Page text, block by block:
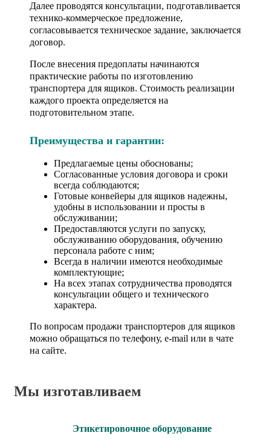
Далее проводятся консультации, подготавливается
технико-коммерческое предложение,
согласовывается техническое задание, заключается
договор.
После внесения предоплаты начинаются
практические работы по изготовлению
транспортера для ящиков. Стоимость реализации
каждого проекта определяется на
подготовительном этапе.
Преимущества и гарантии:
Предлагаемые цены обоснованы;
Согласованные условия договора и сроки
всегда соблюдаются;
Готовые конвейеры для ящиков надежны,
удобны в использовании и просты в
обслуживании;
Предоставляются услуги по запуску,
обслуживанию оборудования, обучению
персонала работе с ним;
Всегда в наличии имеются необходимые
комплектующие;
На всех этапах сотрудничества проводятся
консультации общего и технического
характера.
По вопросам продажи транспортеров для ящиков
можно обращаться по телефону, e-mail или в чате
на сайте.
Мы изготавливаем
Этикетировочное оборудование